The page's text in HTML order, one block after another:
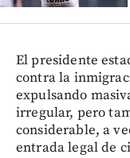
El presidente
contra la
expulsando
irregular, pero
considerable, a
entrada legal de